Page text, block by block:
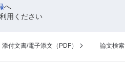
へ
用ください
添付文書/電子添文（PDF） 論文検索